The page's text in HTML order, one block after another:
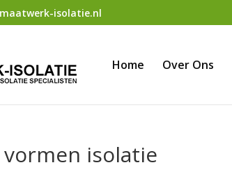
isolatie.nl
Home Over Ons
isolatie